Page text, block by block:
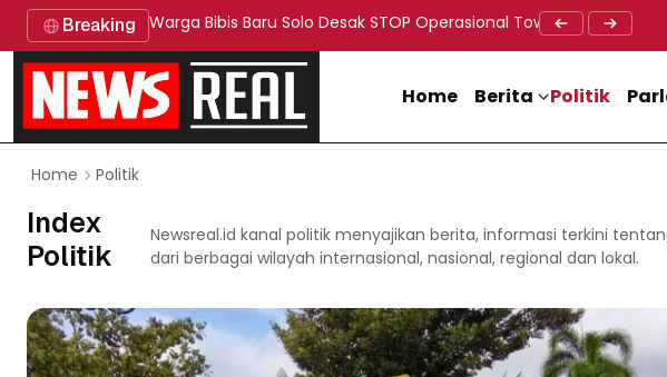
Breaking Warga Bibis Baru Solo Desak STOP Operasional Tower BTS, Diwa :
Doa Lintas
Home Berita Politik
Home Politik
Index
Politik
Newsreal.id kanal politik menyajikan berita, informasi terkini
dari berbagai wilayah internasional, nasional, regional dan lokal.